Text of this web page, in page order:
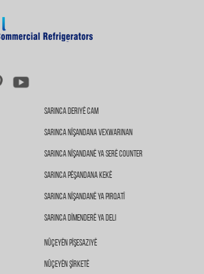
Sarinca Deriyê Cam
Sarinca Nîşandana Vexwarinan
Sarinca Nîşandanê Ya Serê Counter
Sarinca Pêşandana Kekê
Sarinca Nîşandanê Ya Pirqatî
Sarinca Dîmenderê Ya Deli
Nûçeyên Pîşesaziyê
Nûçeyên Şîrketê